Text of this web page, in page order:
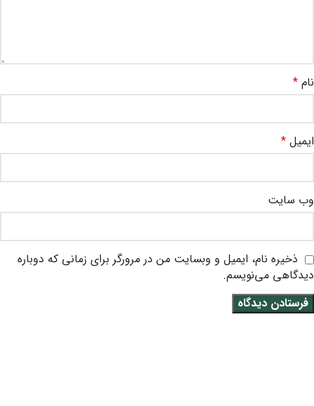
نام *
ایمیل *
وب‌ سایت
ذخیره نام، ایمیل و وبسایت من در مرورگر برای زمانی که دوباره
دیدگاهی می‌نویسم.